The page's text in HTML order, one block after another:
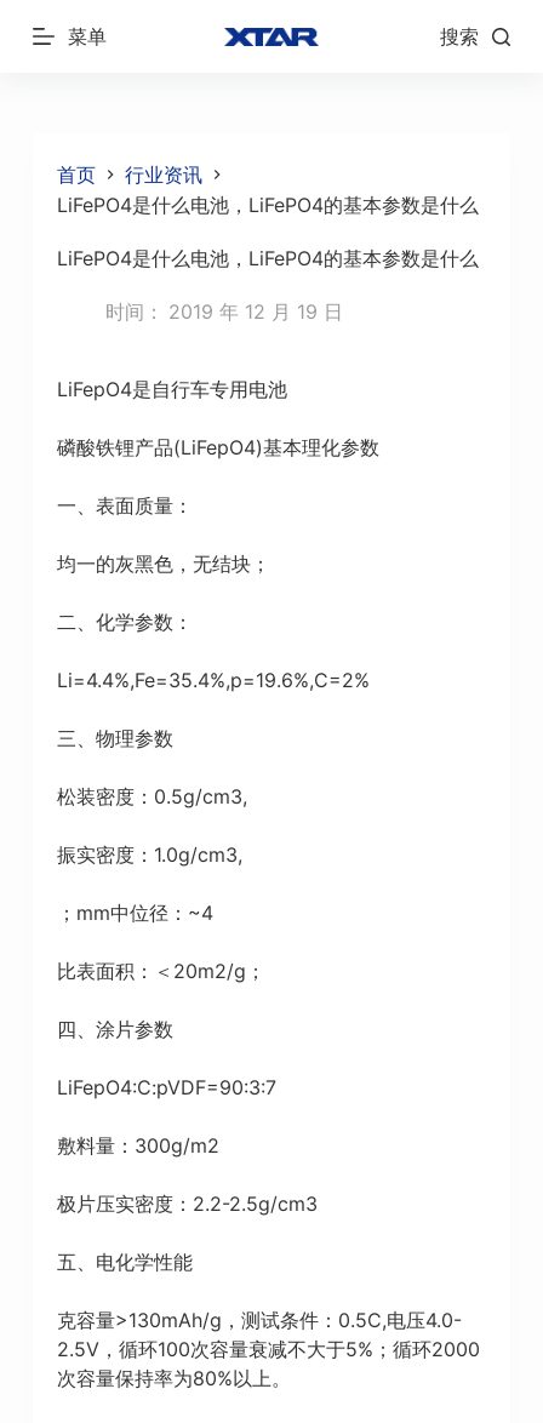
跳
菜单 搜索
首页
行业资讯
LiFePO4是什么电池，LiFePO4的基本参数是什么
LiFePO4是什么电池，LiFePO4的基本参数是什么
时间： 2019 年 12 月 19 日
LiFepO4是自行车专用电池
磷酸铁锂产品(LiFepO4)基本理化参数
一、表面质量：
均一的灰黑色，无结块；
二、化学参数：
Li=4.4%,Fe=35.4%,p=19.6%,C=2%
三、物理参数
松装密度：0.5g/cm3,
振实密度：1.0g/cm3,
；mm中位径：~4
比表面积：＜20m2/g；
四、涂片参数
LiFepO4:C:pVDF=90:3:7
敷料量：300g/m2
极片压实密度：2.2-2.5g/cm3
五、电化学性能
克容量>130mAh/g，测试条件：0.5C,电压4.0-
2.5V，循环100次容量衰减不大于5%；循环2000
次容量保持率为80%以上。